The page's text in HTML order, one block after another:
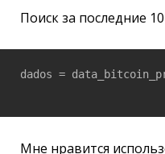
Поиск за последние
dados =
Мне нравится